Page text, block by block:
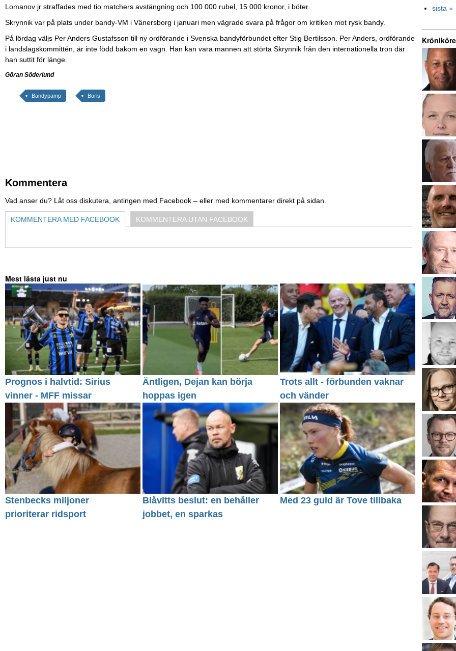
Lomanov jr straffades med tio matchers avstängning och 100 000 rubel, 15 000 kronor, i böter.
Skrynnik var på plats under bandy-VM i Vänersborg i januari men vägrade svara på frågor om kritiken mot rysk bandy.
På lördag väljs Per Anders Gustafsson till ny ordförande i Svenska bandyförbundet efter Stig Bertilsson. Per Anders, ordförande
i landslagskommittén, är inte född bakom en vagn. Han kan vara mannen att störta Skrynnik från den internationella tron där
han suttit för länge.
Göran Söderlund
Bandypamp Boris
Kommentera
Vad anser du? Låt oss diskutera, antingen med Facebook – eller med kommentarer direkt på sidan.
KOMMENTERA MED FACEBOOK KOMMENTERA UTAN FACEBOOK
Mest lästa just nu
Prognos i halvtid: Sirius
vinner - MFF missar
Äntligen, Dejan kan börja
hoppas igen
Trots allt - förbunden vaknar
och vänder
Stenbecks miljoner
prioriterar ridsport
Blåvitts beslut: en behåller
jobbet, en sparkas
Med 23 guld är Tove tillbaka
sista »